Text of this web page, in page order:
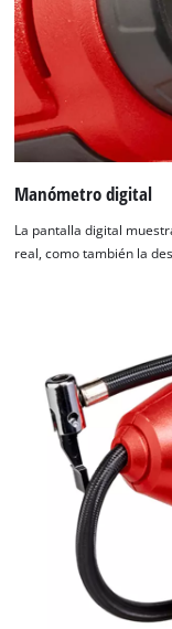
Manómetro digital
La pantalla digital
real, como también la